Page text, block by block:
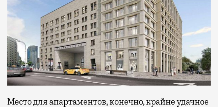
Место для апартаментов, конечно, крайне удачное